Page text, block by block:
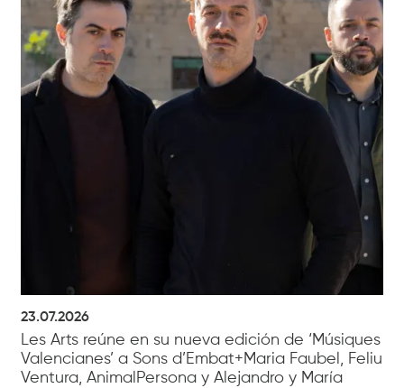
23.07.2026
Les Arts reúne en su nueva edición de ‘Músiques
Valencianes’ a Sons d’Embat+Maria Faubel, Feliu
Ventura, AnimalPersona y Alejandro y María